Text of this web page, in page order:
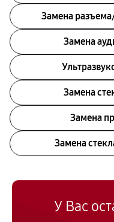
Замена
Замена
Замена
Замена
Замена
У Вас